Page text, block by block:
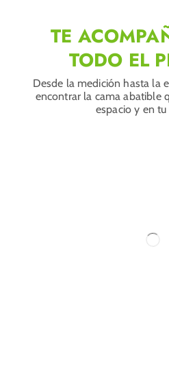
TE
TODO EL
Desde la medición hasta la
encontrar la cama abatible
espacio y en tu